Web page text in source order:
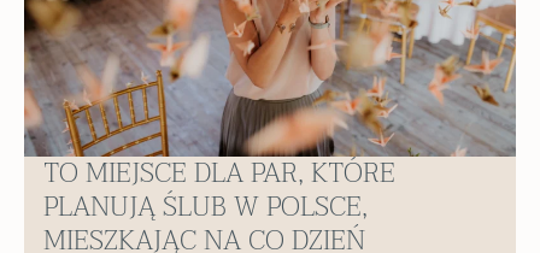
TO MIEJSCE DLA PAR, KTÓRE
PLANUJĄ ŚLUB W POLSCE,
MIESZKAJĄC NA CO DZIEŃ